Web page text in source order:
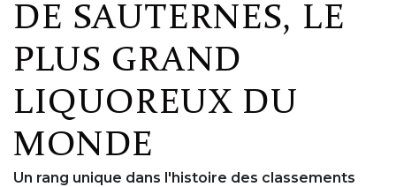
DE SAUTERNES, LE
PLUS GRAND
LIQUOREUX DU
MONDE
Un rang unique dans l'histoire des classements